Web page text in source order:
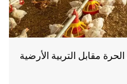
مقابل التربية الأرضية